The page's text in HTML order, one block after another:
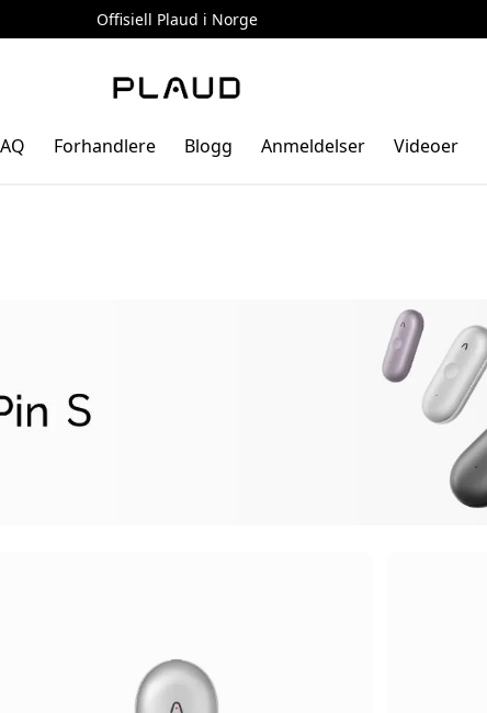
Offisiell Plaud i Norge
Forhandlere Blogg Anmeldelser Videoer